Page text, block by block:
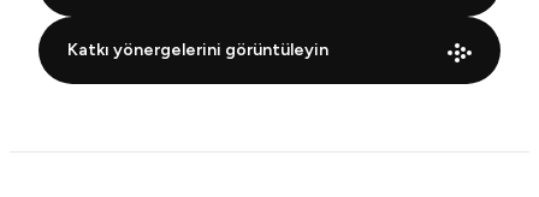
Katkı yönergelerini görüntüleyin